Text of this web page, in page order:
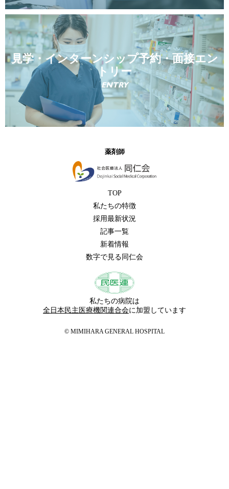
見学・インターンシップ予約・面接エン
トリー
ENTRY
薬剤師
TOP
私たちの特徴
採用最新状況
記事一覧
新着情報
数字で見る同仁会
私たちの病院は
全日本民主医療機関連合会に加盟しています
© MIMIHARA GENERAL HOSPITAL